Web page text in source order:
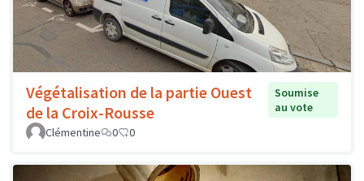
Végétalisation de la partie Ouest
de la Croix-Rousse
Soumise
au vote
Clémentine
0 0